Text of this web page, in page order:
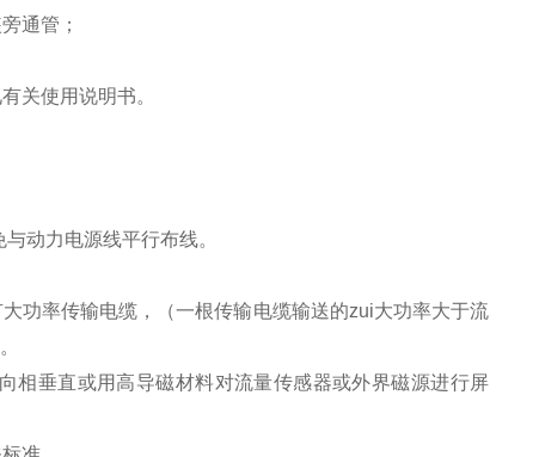
通管；
关使用说明书。
动力电源线平行布线。
功率传输电缆，（一根传输电缆输送的zui大功率大于流
相垂直或用高导磁材料对流量传感器或外界磁源进行屏